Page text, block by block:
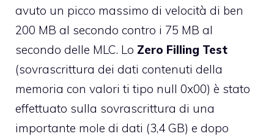
avuto un picco massimo di velocità di ben
200 MB al secondo contro i 75 MB al
secondo delle MLC. Lo Zero Filling Test
(sovrascrittura dei dati contenuti della
memoria con valori ti tipo null 0x00) è stato
effettuato sulla sovrascrittura di una
importante mole di dati (3,4 GB) e dopo